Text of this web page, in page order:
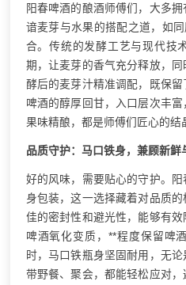
阳春啤酒的酿酒师傅们，大多
谙麦芽与水果的搭配之道，如
合。传统的发酵工艺与现代技
期，让麦芽的香气充分释放，
酵后的麦芽汁精准调配，既保
啤酒的醇厚回甘，入口层次丰
果味精酿，都是师傅们匠心的结
品质守护：马口铁身，兼顾新鲜
好的风味，需要贴心的守护。
身包装，这一选择藏着对品质
佳的密封性和避光性，能够有
啤酒氧化变质，**程度保留啤
时，马口铁瓶身坚固耐用，无
带野餐、聚会，都能轻松应对